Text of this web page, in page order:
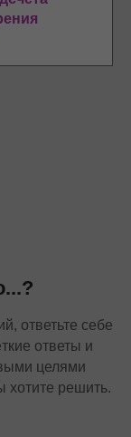
ответьте себе
ответы и
целями
хотите решить.